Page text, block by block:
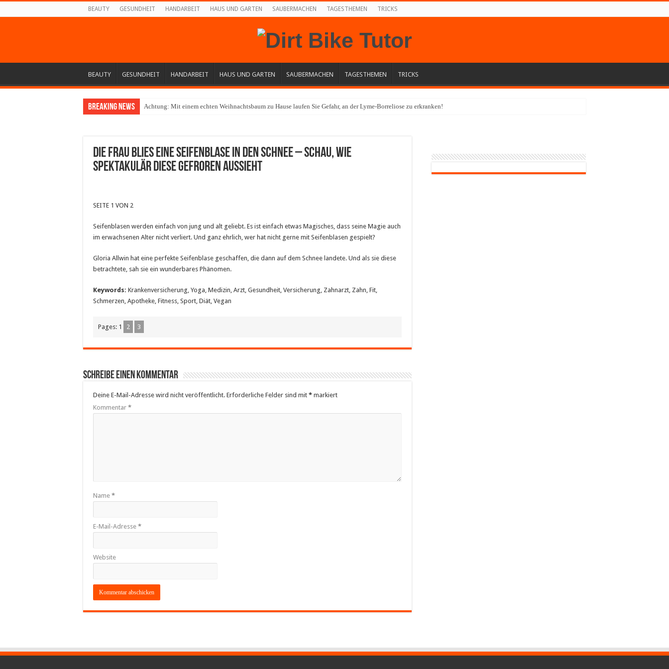
BEAUTY GESUNDHEIT HANDARBEIT HAUS UND GARTEN SAUBERMACHEN TAGESTHEMEN TRICKS
BEAUTY GESUNDHEIT HANDARBEIT HAUS UND GARTEN SAUBERMACHEN TAGESTHEMEN TRICKS
Breaking News Achtung: Mit einem echten Weihnachtsbaum zu Hause laufen Sie Gefahr, an der Lyme-Borreliose zu erkranken!
Die Frau blies eine Seifenblase in den Schnee – schau, wie
spektakulär diese gefroren aussieht
SEITE 1 VON 2
Seifenblasen werden einfach von jung und alt geliebt. Es ist einfach etwas Magisches, dass seine Magie auch
im erwachsenen Alter nicht verliert. Und ganz ehrlich, wer hat nicht gerne mit Seifenblasen gespielt?
Gloria Allwin hat eine perfekte Seifenblase geschaffen, die dann auf dem Schnee landete. Und als sie diese
betrachtete, sah sie ein wunderbares Phänomen.
Keywords: Krankenversicherung, Yoga, Medizin, Arzt, Gesundheit, Versicherung, Zahnarzt, Zahn, Fit,
Schmerzen, Apotheke, Fitness, Sport, Diät, Vegan
Pages: 1 2 3
Schreibe einen Kommentar
Deine E-Mail-Adresse wird nicht veröffentlicht. Erforderliche Felder sind mit * markiert
Kommentar *
Name *
E-Mail-Adresse *
Website